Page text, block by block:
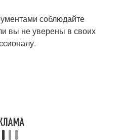
соблюдайте
вы не уверены в своих